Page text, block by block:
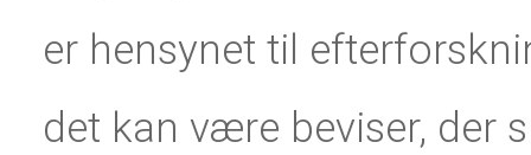
er hensynet til
det kan være beviser, der